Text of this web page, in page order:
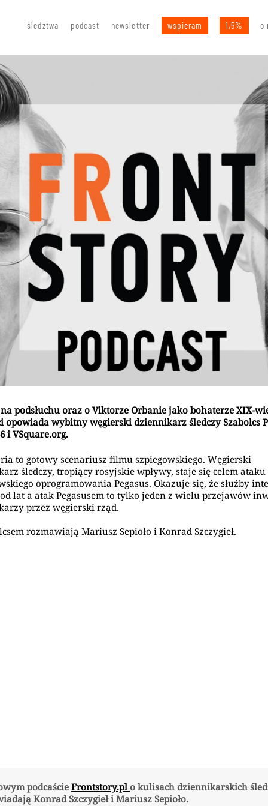
śledztwa podcast newsletter wspieram 1,5% o
podsłuchu oraz o Viktorze Orbanie jako bohaterze XIX-
opowiada wybitny węgierski dziennikarz śledczy Szabolcs
i VSquare.org.
to gotowy scenariusz filmu szpiegowskiego. Węgierski
śledczy, tropiący rosyjskie wpływy, staje się celem ataku
oprogramowania Pegasus. Okazuje się, że służby
lat a atak Pegasusem to tylko jeden z wielu przejawów
przez węgierski rząd.
rozmawiają Mariusz Sepioło i Konrad Szczygieł.
podcaścieFrontstory.plo kulisach dziennikarskich
Konrad Szczygieł i Mariusz Sepioło.